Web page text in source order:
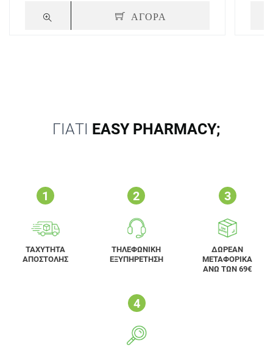
ΑΓΟΡΑ
ΓΙΑΤΙ EASY PHARMACY;
ΤΑΧΥΤΗΤΑ
ΑΠΟΣΤΟΛΗΣ
ΤΗΛΕΦΩΝΙΚΗ
ΕΞΥΠΗΡΕΤΗΣΗ
ΔΩΡΕΑΝ
ΜΕΤΑΦΟΡΙΚΑ
ΑΝΩ ΤΩΝ 69€